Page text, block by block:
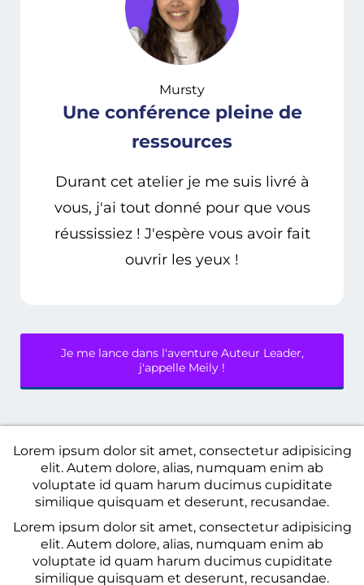
Mursty
Une conférence pleine de
ressources
Durant cet atelier je me suis livré à
vous, j'ai tout donné pour que vous
réussissiez ! J'espère vous avoir fait
ouvrir les yeux !
Je me lance dans l'aventure Auteur Leader,
j'appelle Meily !
Lorem ipsum dolor sit amet, consectetur adipisicing
elit. Autem dolore, alias, numquam enim ab
voluptate id quam harum ducimus cupiditate
similique quisquam et deserunt, recusandae.
Lorem ipsum dolor sit amet, consectetur adipisicing
elit. Autem dolore, alias, numquam enim ab
voluptate id quam harum ducimus cupiditate
similique quisquam et deserunt, recusandae.